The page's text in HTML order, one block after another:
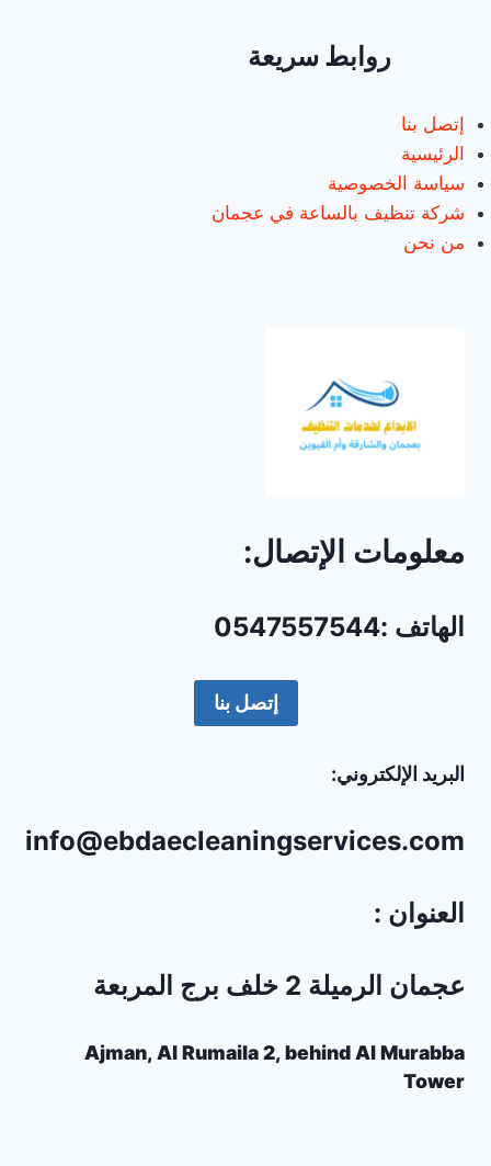
روابط سريعة
إتصل بنا
الرئيسية
سياسة الخصوصية
شركة تنظيف بالساعة في عجمان
من نحن
معلومات الإتصال:
الهاتف :0547557544
إتصل بنا
البريد الإلكتروني:
info@ebdaecleaningservices.com
العنوان :
عجمان الرميلة 2 خلف برج المربعة
Ajman, Al Rumaila 2, behind Al Murabba
Tower